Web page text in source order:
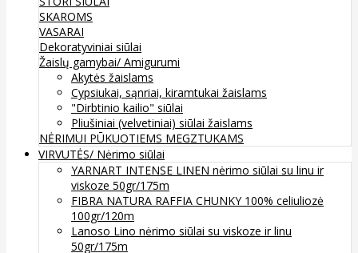
SKAROMS
VASARAI
Dekoratyviniai siūlai
Žaislų gamybai/ Amigurumi
Akytės žaislams
Cypsiukai, sąnriai, kiramtukai žaislams
"Dirbtinio kailio" siūlai
Pliušiniai (velvetiniai) siūlai žaislams
NĖRIMUI PŪKUOTIEMS MEGZTUKAMS
VIRVUTĖS/ Nėrimo siūlai
YARNART INTENSE LINEN nėrimo siūlai su linu ir
viskoze 50gr/175m
FIBRA NATURA RAFFIA CHUNKY 100% celiuliozė
100gr/120m
Lanoso Lino nėrimo siūlai su viskoze ir linu
50gr/175m